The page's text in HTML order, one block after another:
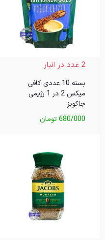
2 عدد در انبار
بسته 10 عددی کافی
میکس 2 در 1 رژیمی
جاکوبز
680/000تومان